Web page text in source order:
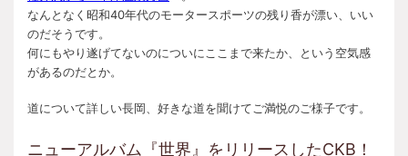
なんとなく昭和40年代のモータースポーツの残り香が漂い、いい
のだそうです。
何にもやり遂げてないのについにここまで来たか、という空気感
があるのだとか。
道について詳しい長岡、好きな道を聞けてご満悦のご様子です。
ニューアルバム『世界』をリリースしたCKB！